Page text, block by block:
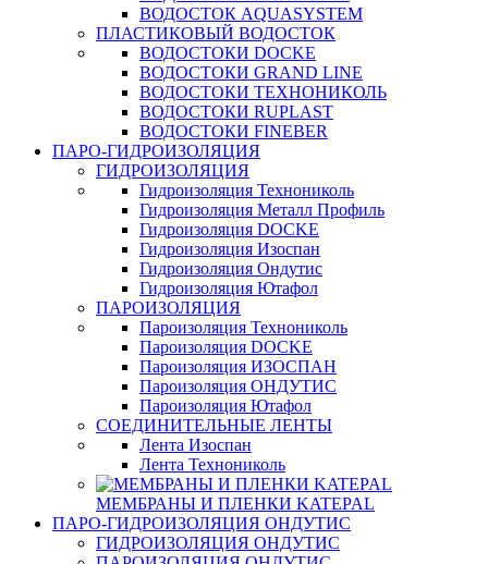
ВОДОСТОК AQUASYSTEM
ПЛАСТИКОВЫЙ ВОДОСТОК
ВОДОСТОКИ DOCKE
ВОДОСТОКИ GRAND LINE
ВОДОСТОКИ ТЕХНОНИКОЛЬ
ВОДОСТОКИ RUPLAST
ВОДОСТОКИ FINEBER
ПАРО-ГИДРОИЗОЛЯЦИЯ
ГИДРОИЗОЛЯЦИЯ
Гидроизоляция Технониколь
Гидроизоляция Металл Профиль
Гидроизоляция DOCKE
Гидроизоляция Изоспан
Гидроизоляция Ондутис
Гидроизоляция Ютафол
ПАРОИЗОЛЯЦИЯ
Пароизоляция Технониколь
Пароизоляция DOCKE
Пароизоляция ИЗОСПАН
Пароизоляция ОНДУТИС
Пароизоляция Ютафол
СОЕДИНИТЕЛЬНЫЕ ЛЕНТЫ
Лента Изоспан
Лента Технониколь
МЕМБРАНЫ И ПЛЕНКИ KATEPAL
ПАРО-ГИДРОИЗОЛЯЦИЯ ОНДУТИС
ГИДРОИЗОЛЯЦИЯ ОНДУТИС